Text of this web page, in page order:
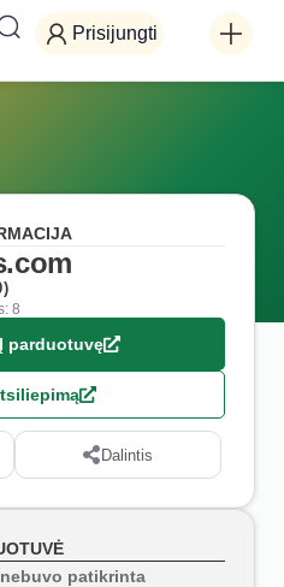
Prisijungti
8
Į parduotuvę
Dalintis
nebuvo patikrinta